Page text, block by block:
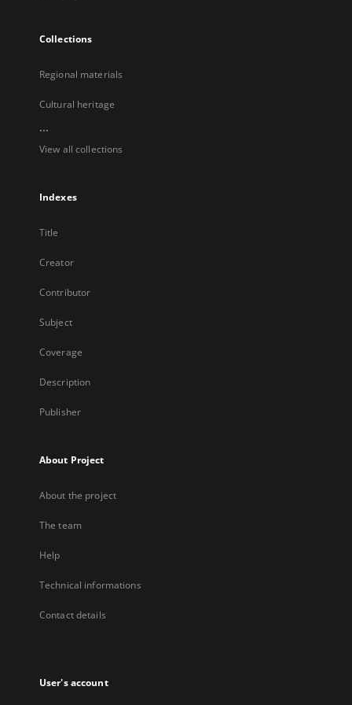
Collections
Regional materials
Cultural heritage
...
View all collections
Indexes
Title
Creator
Contributor
Subject
Coverage
Description
Publisher
About Project
About the project
The team
Help
Technical informations
Contact details
User's account